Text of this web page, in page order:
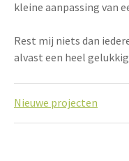
kleine aanpassing van
Rest mij niets dan
alvast een heel
Bericht
navigatie
Nieuwe projecten